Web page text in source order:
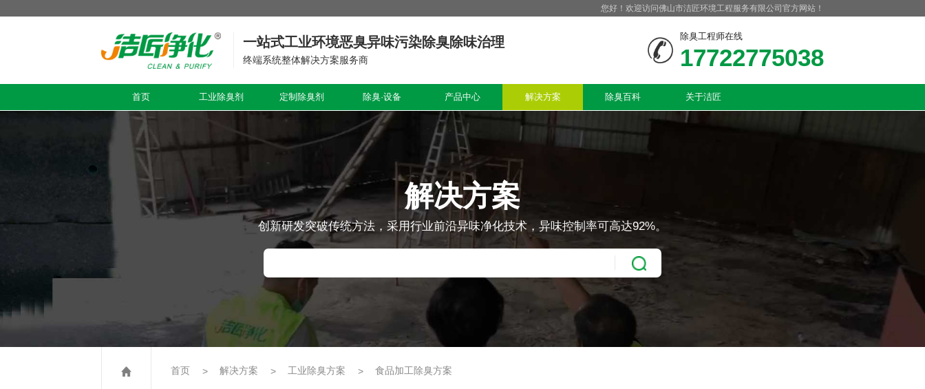
您好！欢迎访问佛山市洁匠环境工程服务有限公司官方网站！
一站式工业环境恶臭异味污染除臭除味治理
终端系统整体解决方案服务商
除臭工程师在线
17722775038
首页 工业除臭剂 定制除臭剂 除臭·设备 产品中心 解决方案 除臭百科 关于洁匠
解决方案
创新研发突破传统方法，采用行业前沿异味净化技术，异味控制率可高达92%。
首页 解决方案 工业除臭方案 食品加工除臭方案